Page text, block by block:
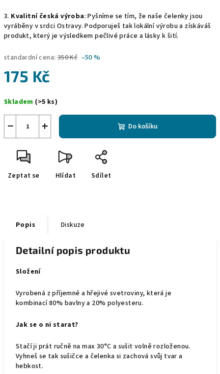
3. Kvalitní česká výroba: Pyšníme se tím, že naše čelenky jsou
vyráběny v srdci Ostravy. Podporuješ tak lokální výrobu a získáváš
produkt, který je výsledkem pečlivé práce a lásky k šití.
standardní cena: 350 Kč –50 %
175 Kč
cena:
Skladem (>5 ks)
+
− Do košíku
Zeptat se Hlídat Sdílet
Popis Diskuze
Detailní popis produktu
Složení
Vyrobená z příjemné a hřejivé svetroviny, která je
kombinací 80% bavlny a 20% polyesteru.
Jak se o ni starat?
Stačí ji prát ručně na max 30°C a sušit volně rozloženou.
Vyhneš se tak sušičce a čelenka si zachová svůj tvar a
hebkost.